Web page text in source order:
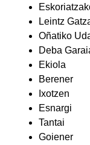
Leintz
Oñatiko
Deba
Ekiola
Berener
Ixotzen
Esnargi
Tantai
Goiener